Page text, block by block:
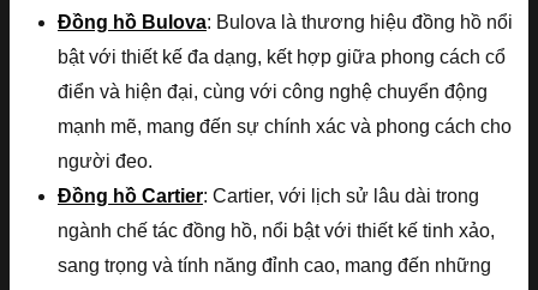
Đồng hồ Bulova: Bulova là thương hiệu đồng hồ nổi
bật với thiết kế đa dạng, kết hợp giữa phong cách cổ
điển và hiện đại, cùng với công nghệ chuyển động
mạnh mẽ, mang đến sự chính xác và phong cách cho
người đeo.
Đồng hồ Cartier: Cartier, với lịch sử lâu dài trong
ngành chế tác đồng hồ, nổi bật với thiết kế tinh xảo,
sang trọng và tính năng đỉnh cao, mang đến những